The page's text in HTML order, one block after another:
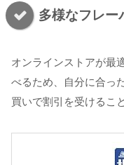
多様なフレー
オンラインストアが最
べるため、自分に合っ
買いで割引を受けるこ